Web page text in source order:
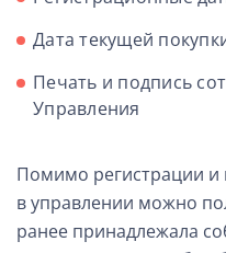
Дата текущей
Печать и подпись
Управления
Помимо регистрации и
в управлении можно
ранее принадлежала